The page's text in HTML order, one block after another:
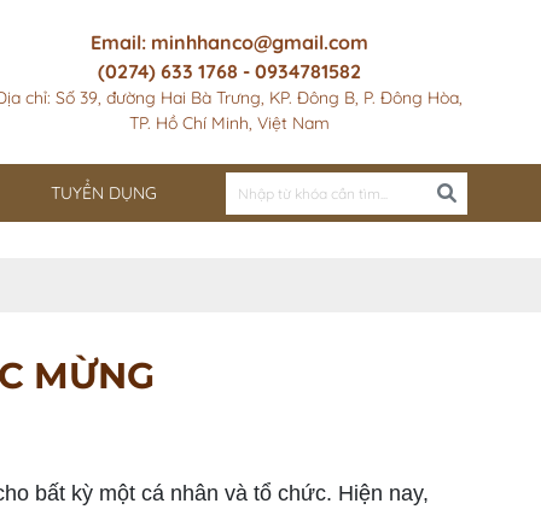
Email: minhhanco@gmail.com
(0274) 633 1768 - 0934781582
chỉ: Số 39, đường Hai Bà Trưng, KP. Đông B, P. Đông Hòa,
TP. Hồ Chí Minh, Việt Nam
TUYỂN DỤNG
MỪNG
bất kỳ một cá nhân và tổ chức. Hiện nay,